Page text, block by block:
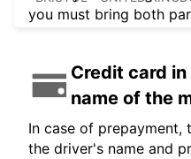
you must bring both
Credit card
name of the
In case of prepayment,
the driver's name and